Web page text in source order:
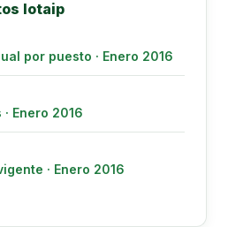
lotaip
por puesto · Enero 2016
Enero 2016
· Enero 2016